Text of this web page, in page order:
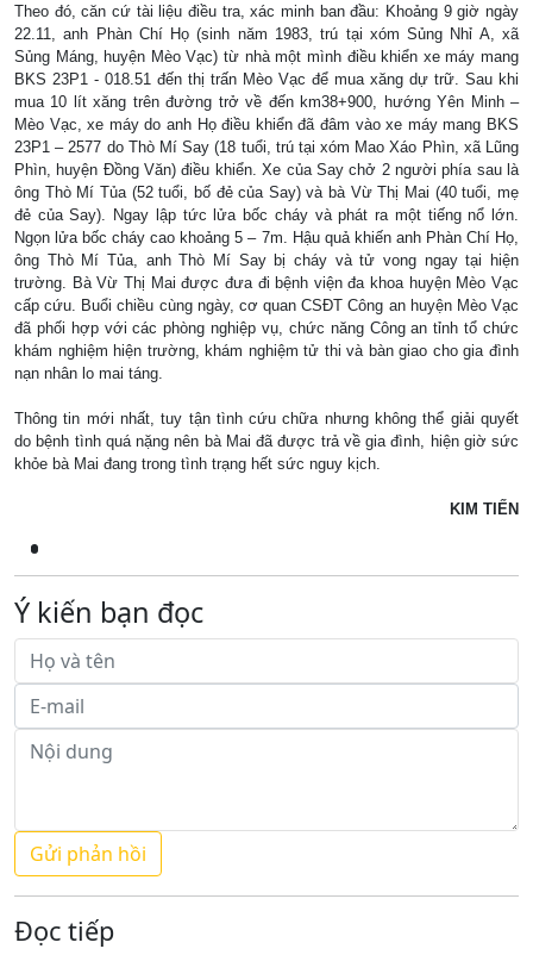
Theo đó, căn cứ tài liệu điều tra, xác minh ban đầu: Khoảng 9 giờ ngày
22.11, anh Phàn Chí Họ (sinh năm 1983, trú tại xóm Sủng Nhỉ A, xã
Sủng Máng, huyện Mèo Vạc) từ nhà một mình điều khiển xe máy mang
BKS 23P1 - 018.51 đến thị trấn Mèo Vạc để mua xăng dự trữ. Sau khi
mua 10 lít xăng trên đường trở về đến km38+900, hướng Yên Minh –
Mèo Vạc, xe máy do anh Họ điều khiển đã đâm vào xe máy mang BKS
23P1 – 2577 do Thò Mí Say (18 tuổi, trú tại xóm Mao Xáo Phìn, xã Lũng
Phìn, huyện Đồng Văn) điều khiển. Xe của Say chở 2 người phía sau là
ông Thò Mí Tủa (52 tuổi, bố đẻ của Say) và bà Vừ Thị Mai (40 tuổi, mẹ
đẻ của Say). Ngay lập tức lửa bốc cháy và phát ra một tiếng nổ lớn.
Ngọn lửa bốc cháy cao khoảng 5 – 7m. Hậu quả khiến anh Phàn Chí Họ,
ông Thò Mí Tủa, anh Thò Mí Say bị cháy và tử vong ngay tại hiện
trường. Bà Vừ Thị Mai được đưa đi bệnh viện đa khoa huyện Mèo Vạc
cấp cứu. Buổi chiều cùng ngày, cơ quan CSĐT Công an huyện Mèo Vạc
đã phối hợp với các phòng nghiệp vụ, chức năng Công an tỉnh tổ chức
khám nghiệm hiện trường, khám nghiệm tử thi và bàn giao cho gia đình
nạn nhân lo mai táng.
Thông tin mới nhất, tuy tận tình cứu chữa nhưng không thể giải quyết
do bệnh tình quá nặng nên bà Mai đã được trả về gia đình, hiện giờ sức
khỏe bà Mai đang trong tình trạng hết sức nguy kịch.
KIM TIẾN
Ý kiến bạn đọc
Đọc tiếp